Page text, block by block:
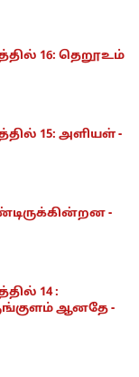
16: தெறூஉம்
15: அளியள் -
-
14 :
ஆனதே -